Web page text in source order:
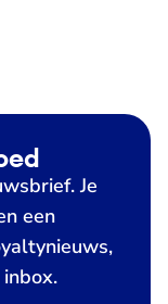
Je
een